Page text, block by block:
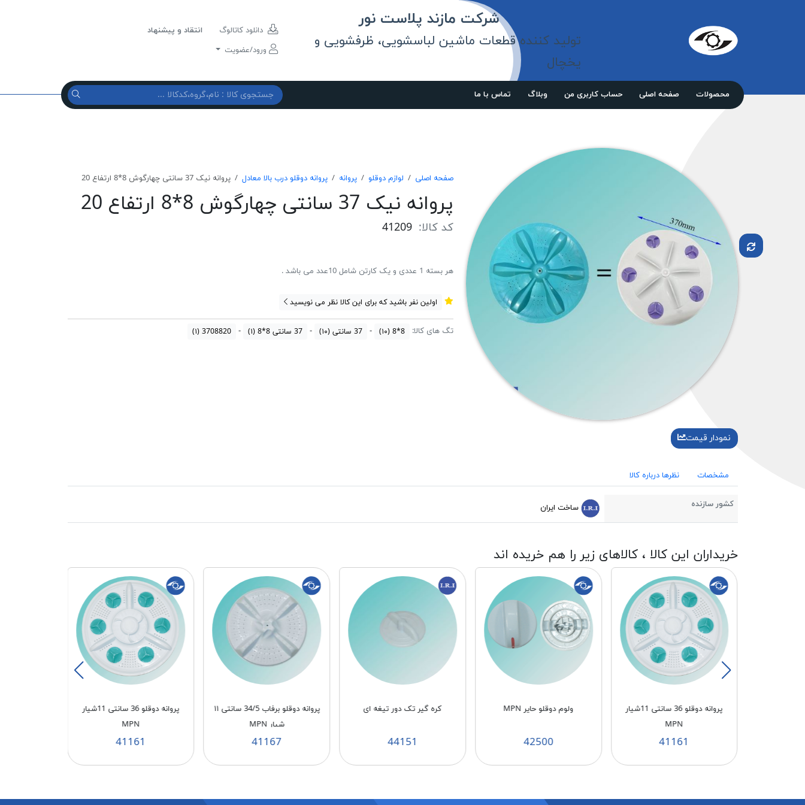
پلاست
شرکت مازند پلاست نور
تولید کننده قطعات ماشین لباسشویی، ظرفشویی و
یخچال
دانلود کاتالوگ
انتقاد و پیشنهاد
ورود/عضویت
محصولات صفحه اصلی حساب کاربری من وبلاگ تماس با ما
نمودار قیمت
صفحه اصلی لوازم دوقلو پروانه پروانه دوقلو درب بالا معادل پروانه نیک 37 سانتی چهارگوش 8*8 ارتفاع 20
پروانه نیک 37 سانتی چهارگوش 8*8 ارتفاع 20
کد کالا: 41209
هر بسته 1 عددی و یک کارتن شامل 10عدد می باشد .
اولین نفر باشید که برای این کالا نظر می نویسید
تگ های کالا: 8*8 (۱۰) 37 سانتی (۱۰) 37 سانتی 8*8 (۱) 3708820 (۱)
مشخصات نظرها درباره کالا
کشور سازنده ساخت ایران
خریداران این کالا ، کالاهای زیر را هم خریده اند
پروانه دوقلو 36 سانتی 11شیار
MPN
41161
ولوم دوقلو حایر MPN
42500
کره گیر تک دور تیغه ای
44151
پروانه دوقلو برفاب 34/5 سانتی ۱۱
شیار MPN
41167
پروانه دوقلو 36 سانتی 11شیار
MPN
41161